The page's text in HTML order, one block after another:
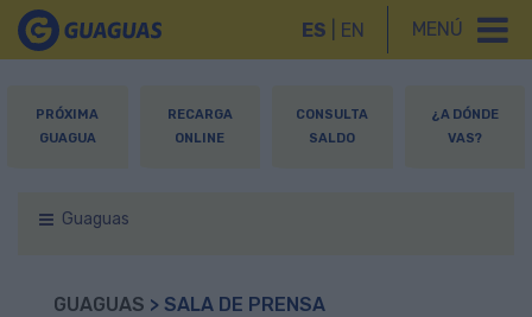
MENÚ
ES EN
PRÓXIMA
GUAGUA
RECARGA
ONLINE
CONSULTA
SALDO
¿A DÓNDE
VAS?
Guaguas
GUAGUAS > SALA DE PRENSA